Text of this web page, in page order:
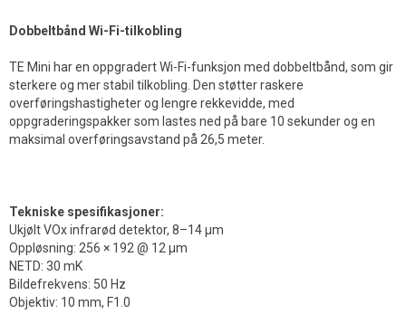
Dobbeltbånd Wi-Fi-tilkobling
TE Mini har en oppgradert Wi-Fi-funksjon med dobbeltbånd, som gir
sterkere og mer stabil tilkobling. Den støtter raskere
overføringshastigheter og lengre rekkevidde, med
oppgraderingspakker som lastes ned på bare 10 sekunder og en
maksimal overføringsavstand på 26,5 meter.
Tekniske spesifikasjoner:
Ukjølt VOx infrarød detektor, 8–14 µm
Oppløsning: 256 × 192 @ 12 µm
NETD: 30 mK
Bildefrekvens: 50 Hz
Objektiv: 10 mm, F1.0